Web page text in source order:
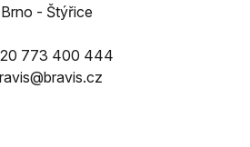
Brno - Štýřice
773 400 444